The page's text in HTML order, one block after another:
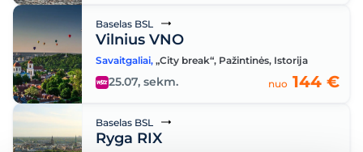
Baselas BSL
Vilnius VNO
Savaitgaliai, „City break“, Pažintinės, Istorija
25.07, sekm. nuo 144 €
Baselas BSL
Ryga RIX